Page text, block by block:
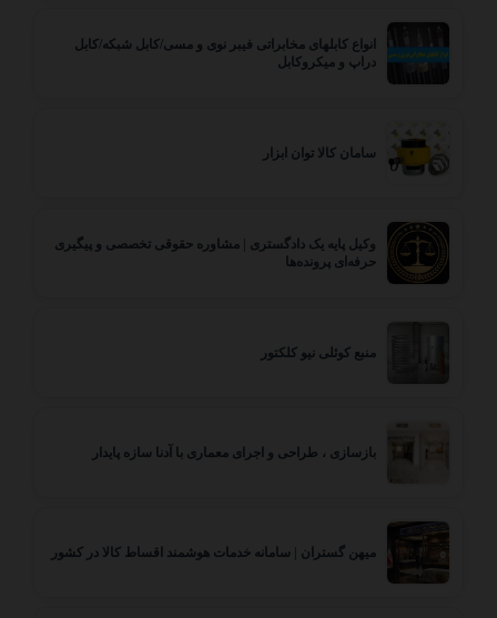
انواع کابلهای مخابراتی فیبر نوی و مسی/کابل شبکه/کابل
دراپ و میکروکابل
سامان کالا توان ابزار
وکیل پایه یک دادگستری | مشاوره حقوقی تخصصی و پیگیری
حرفه‌ای پرونده‌ها
منبع کوئلی نیو کلکتور
بازسازی ، طراحی و اجرای معماری با آدنا سازه پایدار
میهن گستران | سامانه خدمات هوشمند اقساط کالا در کشور